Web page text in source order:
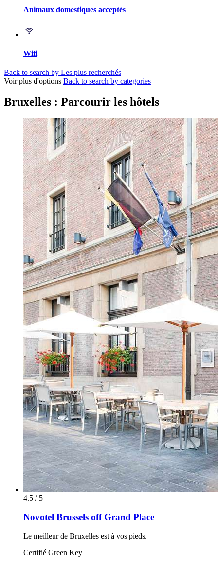
Animaux domestiques acceptés
Wifi
Back to search by Les plus recherchés
Voir plus d'options Back to search by categories
Bruxelles : Parcourir les hôtels
4.5 / 5
Novotel Brussels off Grand Place
Le meilleur de Bruxelles est à vos pieds.
Certifié Green Key